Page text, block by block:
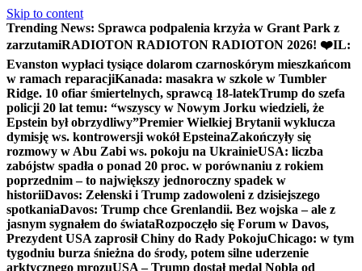
Skip to content
Trending News: Sprawca podpalenia krzyża w Grant Park z
zarzutamiRADIOTON RADIOTON RADIOTON 2026! ❤️IL:
Evanston wypłaci tysiące dolarom czarnoskórym mieszkańcom
w ramach reparacjiKanada: masakra w szkole w Tumbler
Ridge. 10 ofiar śmiertelnych, sprawcą 18-latekTrump do szefa
policji 20 lat temu: “wszyscy w Nowym Jorku wiedzieli, że
Epstein był obrzydliwy”Premier Wielkiej Brytanii wyklucza
dymisję ws. kontrowersji wokół EpsteinaZakończyły się
rozmowy w Abu Zabi ws. pokoju na UkrainieUSA: liczba
zabójstw spadła o ponad 20 proc. w porównaniu z rokiem
poprzednim – to największy jednoroczny spadek w
historiiDavos: Zełenski i Trump zadowoleni z dzisiejszego
spotkaniaDavos: Trump chce Grenlandii. Bez wojska – ale z
jasnym sygnałem do świataRozpoczęło się Forum w Davos,
Prezydent USA zaprosił Chiny do Rady PokojuChicago: w tym
tygodniu burza śnieżna do środy, potem silne uderzenie
arktycznego mrozuUSA – Trump dostał medal Nobla od